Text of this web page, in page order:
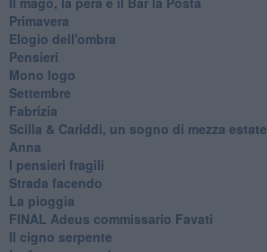
Primavera
Elogio dell'ombra
Pensieri
Mono logo
Settembre
Fabrizia
​Scilla & Cariddi, un sogno di mezza estate
Anna
I pensieri fragili
Strada facendo
La pioggia
FINAL Adeus commissario Favati
Il cigno serpente